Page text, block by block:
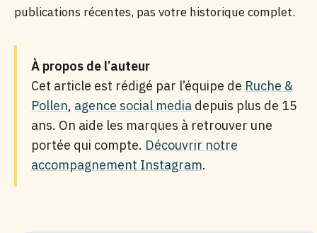
publications récentes, pas votre historique complet.
À propos de l’auteur
Cet article est rédigé par l’équipe de Ruche &
Pollen, agence social media depuis plus de 15
ans. On aide les marques à retrouver une
portée qui compte. Découvrir notre
accompagnement Instagram.